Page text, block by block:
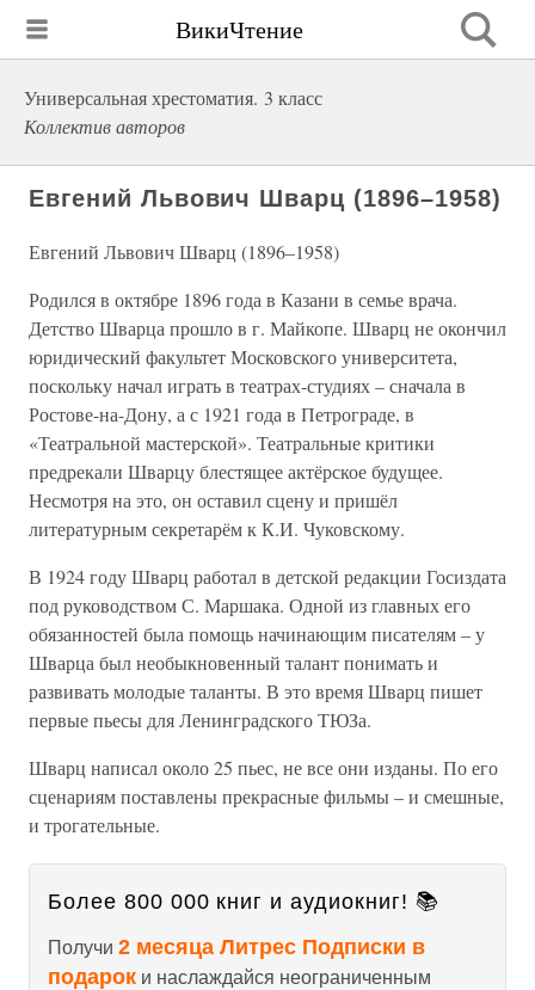
ВикиЧтение
Универсальная хрестоматия. 3 класс
Коллектив авторов
Евгений Львович Шварц (1896–1958)
Евгений Львович Шварц (1896–1958)
Родился в октябре 1896 года в Казани в семье врача.
Детство Шварца прошло в г. Майкопе. Шварц не окончил
юридический факультет Московского университета,
поскольку начал играть в театрах-студиях – сначала в
Ростове-на-Дону, а с 1921 года в Петрограде, в
«Театральной мастерской». Театральные критики
предрекали Шварцу блестящее актёрское будущее.
Несмотря на это, он оставил сцену и пришёл
литературным секретарём к К.И. Чуковскому.
В 1924 году Шварц работал в детской редакции Госиздата
под руководством С. Маршака. Одной из главных его
обязанностей была помощь начинающим писателям – у
Шварца был необыкновенный талант понимать и
развивать молодые таланты. В это время Шварц пишет
первые пьесы для Ленинградского ТЮЗа.
Шварц написал около 25 пьес, не все они изданы. По его
сценариям поставлены прекрасные фильмы – и смешные,
и трогательные.
Более 800 000 книг и аудиокниг! 📚
Получи 2 месяца Литрес Подписки в
подарок и наслаждайся неограниченным